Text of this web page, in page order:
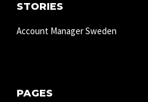
STORIES
Account Manager Sweden
PAGES